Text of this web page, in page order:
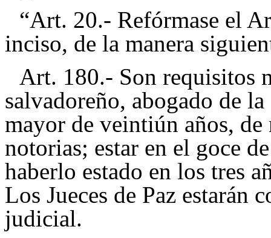
“Art. 20.- Refórmase el
inciso, de la manera
Art. 180.- Son requisitos
salvadoreño, abogado de
mayor de veintiún años,
notorias; estar en el goce
haberlo estado en los tres
Los Jueces de Paz estarán
judicial.